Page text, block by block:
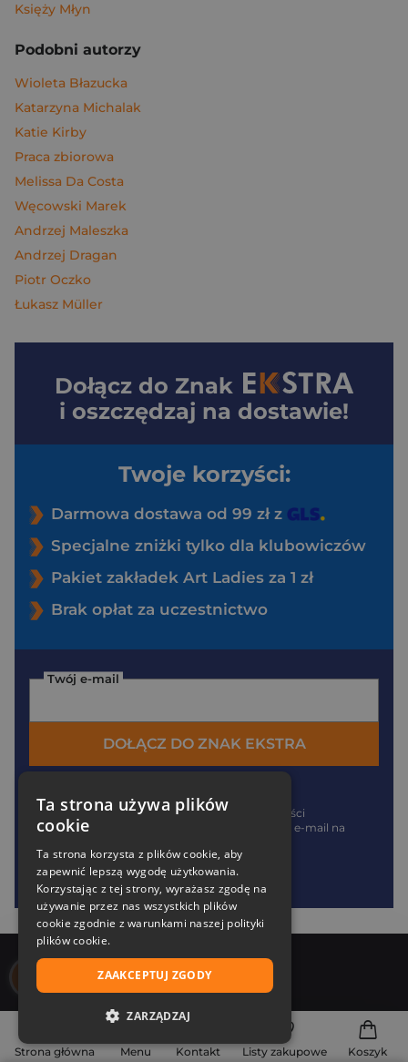
Strona główna Menu Kontakt Listy zakupowe Koszyk
Księży Młyn
Podobni autorzy
Wioleta Błazucka
Katarzyna Michalak
Katie Kirby
Praca zbiorowa
Melissa Da Costa
Węcowski Marek
Andrzej Maleszka
Andrzej Dragan
Piotr Oczko
Łukasz Müller
Dołącz do Znak
i oszczędzaj na dostawie!
Twoje korzyści:
Darmowa dostawa od 99 zł z
Specjalne zniżki tylko dla klubowiczów
Pakiet zakładek Art Ladies za 1 zł
Brak opłat za uczestnictwo
Twój e-mail
DOŁĄCZ DO ZNAK EKSTRA
* Zgadzam się na otrzymywanie wiadomości
marketingowych (newsletter) na podany e-mail na
Napisz do nas
Ta strona używa plików
cookie
Ta strona korzysta z plików cookie, aby
zapewnić lepszą wygodę użytkowania.
Korzystając z tej strony, wyrażasz zgodę na
używanie przez nas wszystkich plików
cookie zgodnie z warunkami naszej polityki
plików cookie.
ZAAKCEPTUJ ZGODY
ZARZĄDZAJ
NIEZBĘDNE